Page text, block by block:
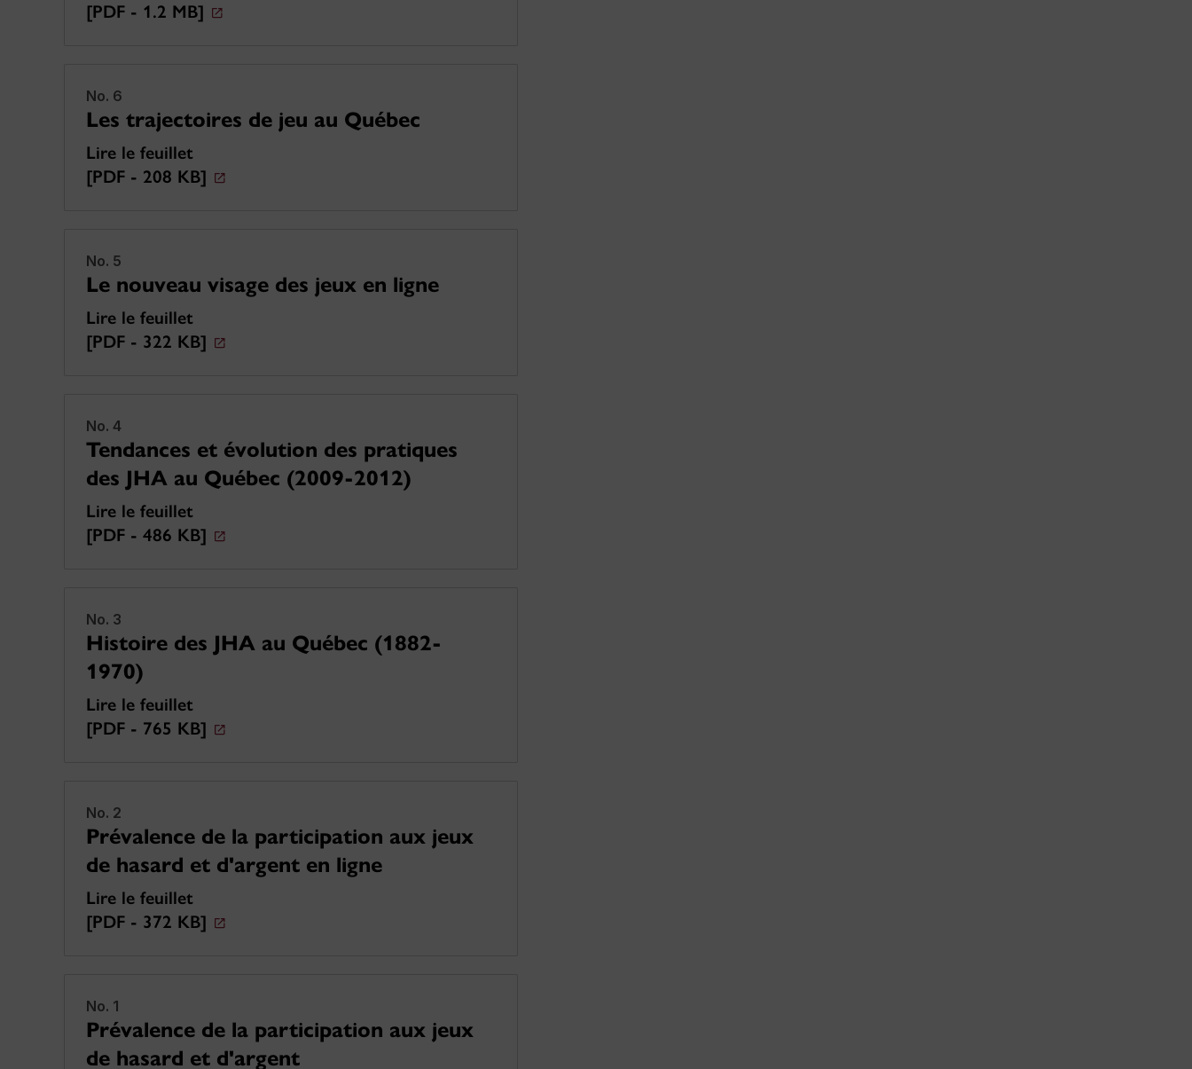
[PDF - 1.2 MB]
No. 6
Les trajectoires de jeu au Québec
Lire le feuillet
[PDF - 208 KB]
No. 5
Le nouveau visage des jeux en ligne
Lire le feuillet
[PDF - 322 KB]
No. 4
Tendances et évolution des pratiques
des JHA au Québec (2009-2012)
Lire le feuillet
[PDF - 486 KB]
No. 3
Histoire des JHA au Québec (1882-
1970)
Lire le feuillet
[PDF - 765 KB]
No. 2
Prévalence de la participation aux jeux
de hasard et d'argent en ligne
Lire le feuillet
[PDF - 372 KB]
No. 1
Prévalence de la participation aux jeux
de hasard et d'argent